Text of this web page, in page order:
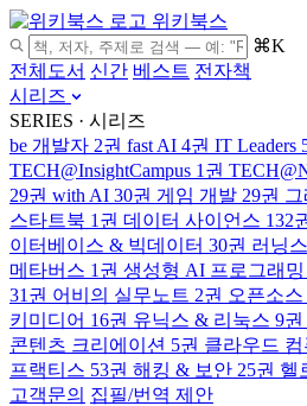
위키북스
⌘K
전체도서 신간 베스트 전자책
시리즈
SERIES · 시리즈
be 개발자 2권 fast AI 4권 IT Leaders
TECH@InsightCampus 1권
29권 with AI 30권 게임 개발 29권
스타트북 1권 데이터 사이언스 132
이터베이스 & 빅데이터 30권 러닝
메타버스 1권 생성형 AI 프로그래밍
31권 어비의 실무노트 2권 오픈소스
키미디어 16권 유닉스 & 리눅스 9권
콘텐츠 크리에이션 5권 클라우드 컴
프랙티스 53권 해킹 & 보안 25권 헬
고객문의 집필/번역 제안